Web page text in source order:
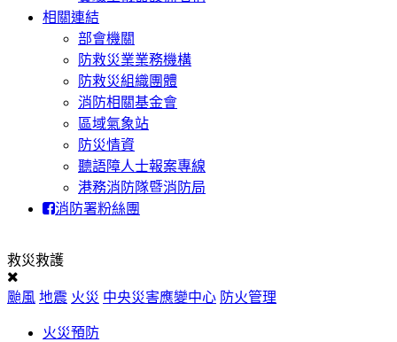
相關連結
部會機關
防救災業業務機構
防救災組織團體
消防相關基金會
區域氣象站
防災情資
聽語障人士報案專線
港務消防隊暨消防局
消防署粉絲團
救災救護
颱風 地震 火災 中央災害應變中心 防火管理
火災預防